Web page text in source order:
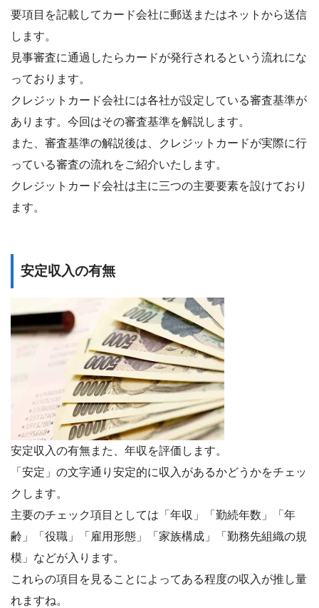
要項目を記載してカード会社に郵送またはネットから送信
します。
見事審査に通過したらカードが発行されるという流れにな
っております。
クレジットカード会社には各社が設定している審査基準が
あります。今回はその審査基準を解説します。
また、審査基準の解説後は、クレジットカードが実際に行
っている審査の流れをご紹介いたします。
クレジットカード会社は主に三つの主要要素を設けており
ます。
安定収入の有無
安定収入の有無また、年収を評価します。
「安定」の文字通り安定的に収入があるかどうかをチェッ
クします。
主要のチェック項目としては「年収」「勤続年数」「年
齢」「役職」「雇用形態」「家族構成」「勤務先組織の規
模」などが入ります。
これらの項目を見ることによってある程度の収入が推し量
れますね。